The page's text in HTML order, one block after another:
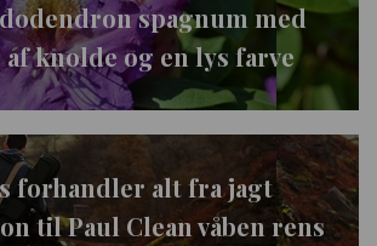
spagnum med
af knolde og en lys farve
forhandler alt fra jagt
til Paul Clean våben rens